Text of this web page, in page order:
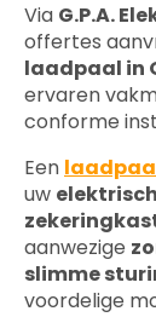
Via G.P.A.
offertes
laadpaal in
ervaren
conforme
Een
uw
aanwezige
slimme
voordelige